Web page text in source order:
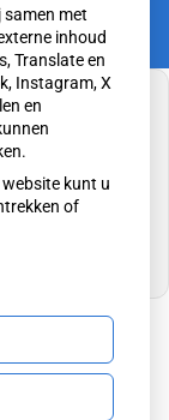
voor
zien.
met
inhoud
Translate en
Instagram, X
en
kunt u
of